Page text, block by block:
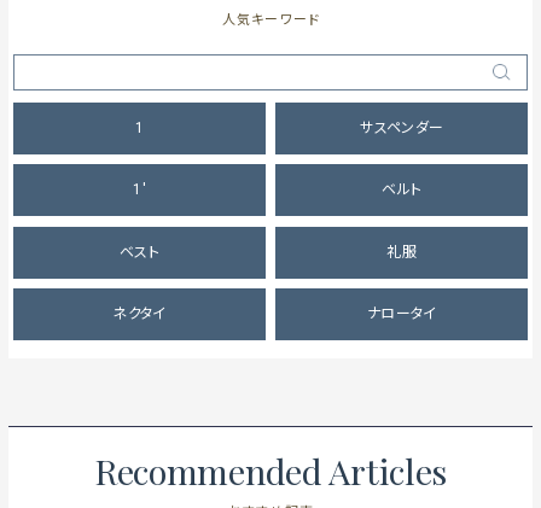
人気キーワード
1 サスペンダー
1' ベルト
ベスト 礼服
ネクタイ ナロータイ
Recommended Articles